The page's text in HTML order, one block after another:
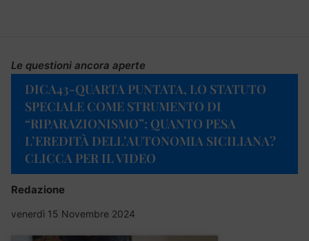
Le questioni ancora aperte
DICA43-QUARTA PUNTATA, LO STATUTO
SPECIALE COME STRUMENTO DI
“RIPARAZIONISMO”: QUANTO PESA
L’EREDITÀ DELL’AUTONOMIA SICILIANA?
CLICCA PER IL VIDEO
Redazione
venerdì 15 Novembre 2024